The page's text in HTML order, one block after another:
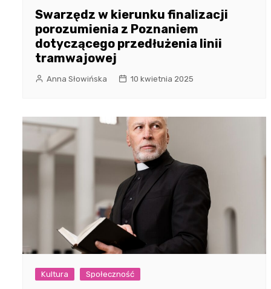
Swarzędz w kierunku finalizacji
porozumienia z Poznaniem
dotyczącego przedłużenia linii
tramwajowej
Anna Słowińska 10 kwietnia 2025
Kultura Społeczność